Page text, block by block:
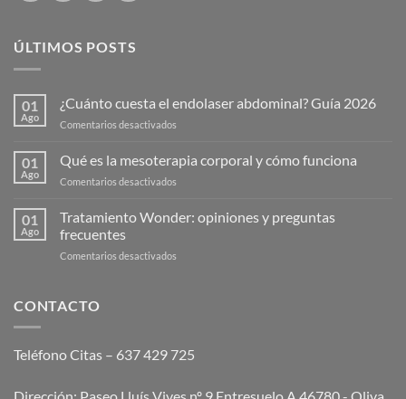
ÚLTIMOS POSTS
01
Ago
¿Cuánto cuesta el endolaser abdominal? Guía 2026
Comentarios desactivados
cuesta
el
Guía
01
Ago
Qué es la mesoterapia corporal y cómo funciona
Comentarios desactivados
es
la
01
Ago
Tratamiento Wonder: opiniones y preguntas
frecuentes
Comentarios desactivados
CONTACTO
Teléfono Citas – 637 429 725